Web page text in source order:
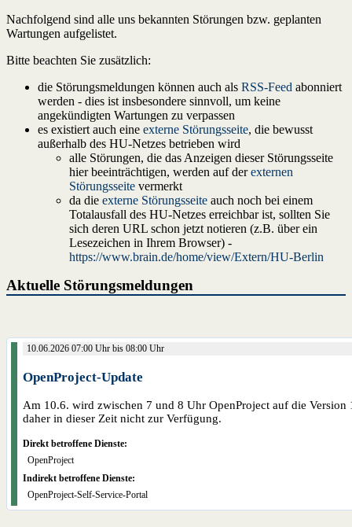
Nachfolgend sind alle uns bekannten Störungen bzw. geplanten
Wartungen aufgelistet.
Bitte beachten Sie zusätzlich:
die Störungsmeldungen können auch als RSS-Feed abonniert
werden - dies ist insbesondere sinnvoll, um keine
angekündigten Wartungen zu verpassen
es existiert auch eine externe Störungsseite, die bewusst
außerhalb des HU-Netzes betrieben wird
alle Störungen, die das Anzeigen dieser Störungsseite
hier beeinträchtigen, werden auf derexternen
Störungsseite vermerkt
da die externe Störungsseite auch noch bei einem
Totalausfall des HU-Netzes erreichbar ist, sollten Sie
sich deren URL schon jetzt notieren (z.B. über ein
Lesezeichen in Ihrem Browser) -
https://www.brain.de/home/view/Extern/HU-Berlin
Aktuelle Störungsmeldungen
10.06.2026 07:00 Uhr bis 08:00 Uhr
OpenProject-Update
Am 10.6. wird zwischen 7 und 8 Uhr OpenProject auf die Version
daher in dieser Zeit nicht zur Verfügung.
Direkt betroffene Dienste:
OpenProject
Indirekt betroffene Dienste:
OpenProject-Self-Service-Portal